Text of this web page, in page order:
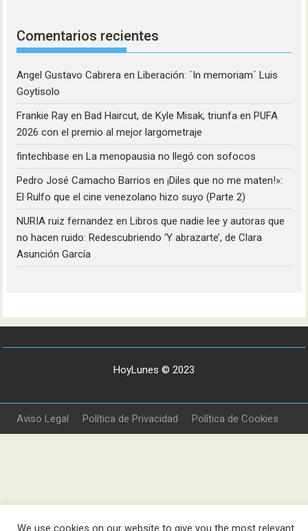
Comentarios recientes
Angel Gustavo Cabrera en Liberación: ´In memoriam´ Luis
Goytisolo
Frankie Ray en Bad Haircut, de Kyle Misak, triunfa en PUFA
2026 con el premio al mejor largometraje
fintechbase en La menopausia no llegó con sofocos
Pedro José Camacho Barrios en¡Diles que no me maten!»:
El Rulfo que el cine venezolano hizo suyo (Parte 2)
NURIA ruiz fernandez en Libros que nadie lee y autoras que
no hacen ruido: Redescubriendo ‘Y abrazarte’, de Clara
Asunción García
HoyLunes © 2023
We use cookies on our website to give you the most relevant
Aviso Legal Política de Privacidad Política de Cookies